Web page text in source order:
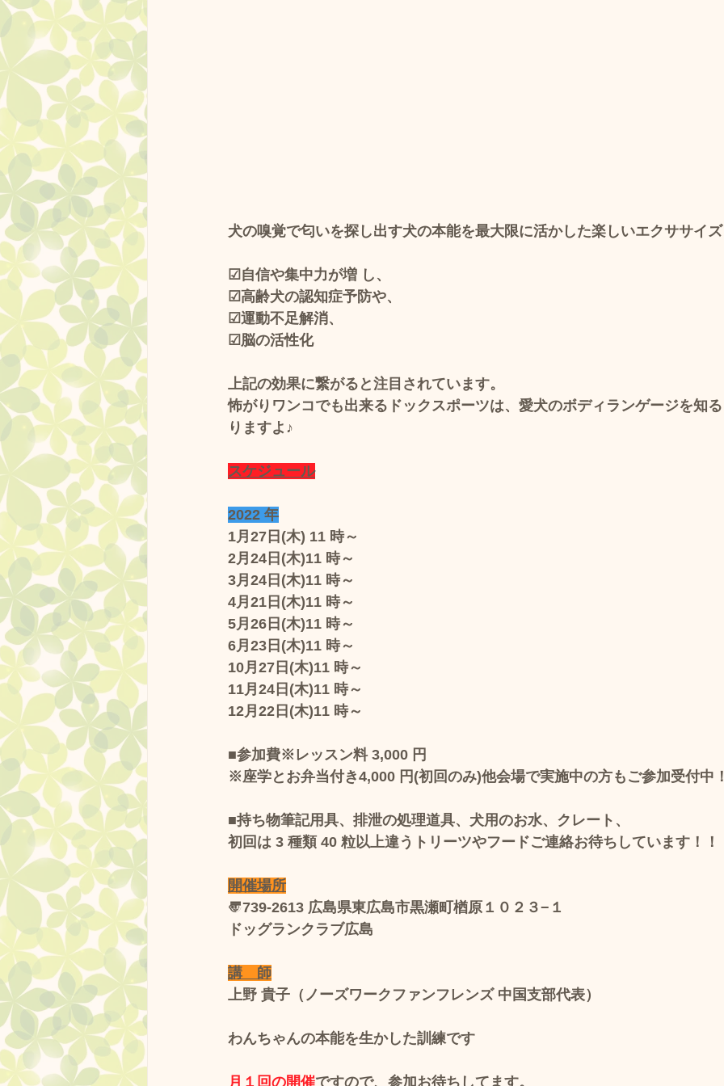
犬の嗅覚で匂いを探し出す犬の本能を最大限に活かした楽しいエクササイ
☑自信や集中力が増 し、
☑高齢犬の認知症予防や、
☑運動不足解消、
☑脳の活性化
上記の効果に繋がると注目されています。
怖がりワンコでも出来るドックスポーツは、愛犬のボディランゲージを知
りますよ♪
スケジュール
2022 年
1月27日(木) 11 時～
2月24日(木)11 時～
3月24日(木)11 時～
4月21日(木)11 時～
5月26日(木)11 時～
6月23日(木)11 時～
10月27日(木)11 時～
11月24日(木)11 時～
12月22日(木)11 時～
■参加費※レッスン料 3,000 円
※座学とお弁当付き4,000 円(初回のみ)他会場で実施中の方もご参加受付中
■持ち物筆記用具、排泄の処理道具、犬用のお水、クレート、
初回は 3 種類 40 粒以上違うトリーツやフード​ご連絡お待ちしています！！
開催場所
〠739-2613 広島県東広島市黒瀬町楢原１０２３−１
ドッグランクラブ広島
講　師
上野 貴子（ノーズワークファンフレンズ 中国支部代表）
わんちゃんの本能を生かした訓練です
月１回の開催ですので、参加お待ちしてます。